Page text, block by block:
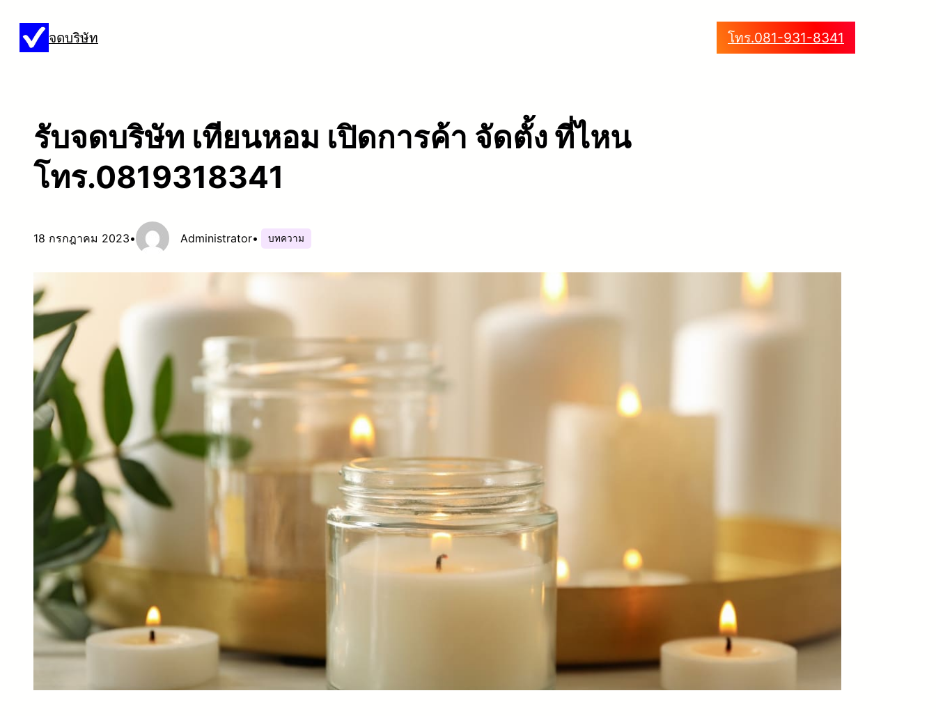
จดบริษัท โทร.081-931-8341
รับจดบริษัท เทียนหอม เปิดการค้า จัดตั้ง ที่ไหน
โทร.0819318341
18 กรกฎาคม 2023• Administrator• บทความ